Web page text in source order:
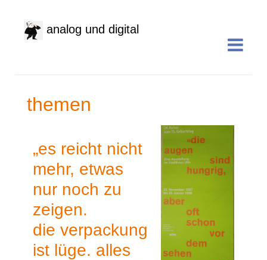
analog und digital
themen
„es reicht nicht
mehr, etwas
nur noch zu
zeigen.
die verpackung
ist lüge. alles